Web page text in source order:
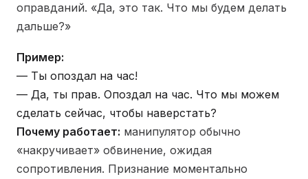
оправданий. «Да, это так. Что мы будем делать
дальше?»
Пример:
— Ты опоздал на час!
— Да, ты прав. Опоздал на час. Что мы можем
сделать сейчас, чтобы наверстать?
Почему работает: манипулятор обычно
«накручивает» обвинение, ожидая
сопротивления. Признание моментально